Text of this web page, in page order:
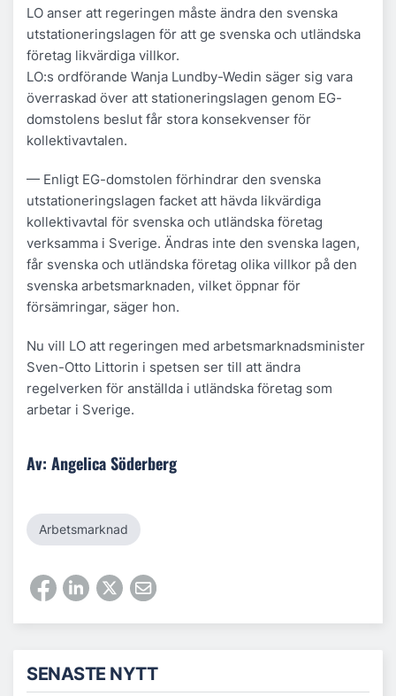
LO anser att regeringen måste ändra den svenska
utstationeringslagen för att ge svenska och utländska
företag likvärdiga villkor.
LO:s ordförande Wanja Lundby-Wedin säger sig vara
överraskad över att stationeringslagen genom EG-
domstolens beslut får stora konsekvenser för
kollektivavtalen.
— Enligt EG-domstolen förhindrar den svenska
utstationeringslagen facket att hävda likvärdiga
kollektivavtal för svenska och utländska företag
verksamma i Sverige. Ändras inte den svenska lagen,
får svenska och utländska företag olika villkor på den
svenska arbetsmarknaden, vilket öppnar för
försämringar, säger hon.
Nu vill LO att regeringen med arbetsmarknadsminister
Sven-Otto Littorin i spetsen ser till att ändra
regelverken för anställda i utländska företag som
arbetar i Sverige.
Av: Angelica Söderberg
Arbetsmarknad
SENASTE NYTT